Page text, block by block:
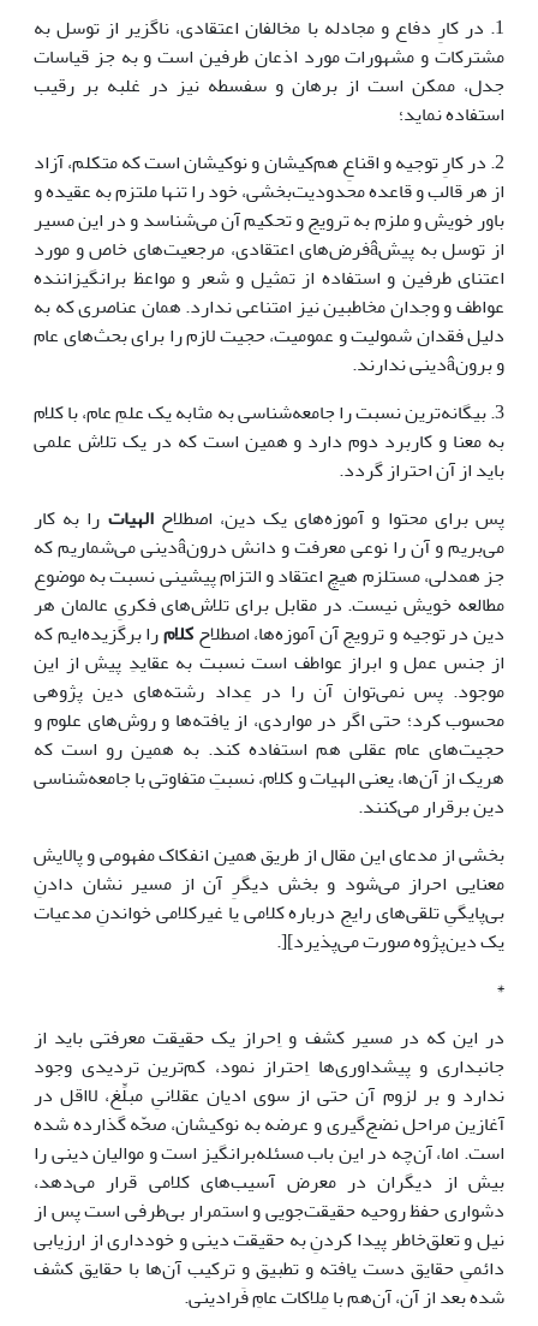
1. در کارِ دفاع و مجادله با مخالفان اعتقادی، ناگزیر از توسل به
مشترکات و مشهورات مورد اذعان طرفین است و به جز قیاسات
جدل، ممکن است از برهان و سفسطه نیز در غلبه بر رقیب
استفاده نماید؛
2. در کارِ توجیه و اقناعِ هم‌کیشان و نوکیشان است که متکلم، آزاد
از هر قالب و قاعده محدودیت‌بخشی، خود را تنها ملتزم به عقیده و
باور خویش و ملزم به ترویج و تحکیم آن می‌شناسد و در این مسیر
از توسل به پیشâفرض‌های اعتقادی، مرجعیت‌های خاص و مورد
اعتنای طرفین و استفاده از تمثیل و شعر و مواعظ برانگیزاننده
عواطف و وجدان مخاطبین نیز امتناعی ندارد. همان عناصری که به
دلیل فقدان شمولیت و عمومیت، حجیت لازم را برای بحث‌های عام
و برونâدینی ندارند.
3. بیگانه‌ترین نسبت را جامعه‌شناسی به مثابه یک علمِ عام، با کلام
به معنا و کاربرد دوم دارد و همین است که در یک تلاش علمی
باید از آن احتراز گردد.
پس برای محتوا و آموزه‌های یک دین، اصطلاحالهیات را به کار
می‌بریم و آن را نوعی معرفت و دانش درونâدینی می‌شماریم که
جز همدلی، مستلزم هیچ اعتقاد و التزام پیشینی نسبت به موضوع
مطالعه خویش نیست. در مقابل برای تلاش‌های فکریِ عالمان هر
دین در توجیه و ترویج آن آموزه‌ها، اصطلاحکلامرا برگزیده‌ایم که
از جنس عمل و ابراز عواطف است نسبت به عقایدِ پیش از این
موجود. پس نمی‌توان آن را در عِداد رشته‌های دین پژوهی
محسوب کرد؛ حتی اگر در مواردی، از یافته‌ها و روش‌های علوم و
حجیت‌های عام عقلی هم استفاده کند. به همین رو است که
هریک از آن‌ها، یعنی الهیات و کلام، نسبتِ متفاوتی با جامعه‌شناسی
دین برقرار می‌کنند.
بخشی از مدعای این مقال از طریق همین انفکاک مفهومی و پالایش
معنایی احراز می‌شود و بخش دیگرِ آن از مسیر نشان دادنِ
بی‌پایگیِ تلقی‌های رایج درباره کلامی یا غیرکلامی خواندنِ مدعیات
یک دین‌پژوه صورت می‌پذیرد][.
*
در این که در مسیر کشف و اِحراز یک حقیقت معرفتی باید از
جانبداری و پیشداوری‌ها اِحتراز نمود، کم‌ترین تردیدی وجود
ندارد و بر لزوم آن حتی از سوی ادیان عقلانیِ مبلِّغ، لااقل در
آغازین مراحل نضج‌گیری و عرضه به نوکیشان، صحّه گذارده شده
است. اما، آن‌چه در این باب مسئله‌برانگیز است و موالیان دینی را
بیش از دیگران در معرض آسیب‌های کلامی قرار می‌دهد،
دشواری حفظ روحیه حقیقت‌جویی و استمرار بی‌طرفی است پس از
نیل و تعلق‌خاطر پیدا کردنِ به حقیقت دینی و خودداری از ارزیابی
دائمیِ حقایق دست یافته و تطبیق و ترکیب آن‌ها با حقایق کشف
شده بعد از آن، آن‌هم با مِلاکات عامِ فَرادینی.